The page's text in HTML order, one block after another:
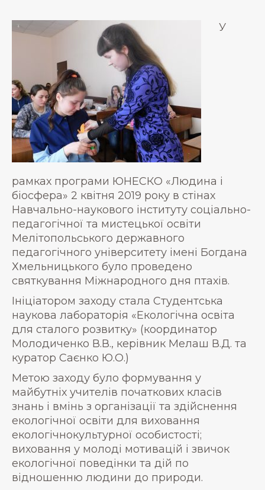
У
рамках програми ЮНЕСКО «Людина і
біосфера» 2 квітня 2019 року в стінах
Навчально-наукового інституту соціально-
педагогічної та мистецької освіти
Мелітопольського державного
педагогічного університету імені Богдана
Хмельницького було проведено
святкування Міжнародного дня птахів.
Ініціатором заходу стала Студентська
наукова лабораторія «Екологічна освіта
для сталого розвитку» (координатор
Молодиченко В.В., керівник Мелаш В.Д. та
куратор Саєнко Ю.О.)
Метою заходу було формування у
майбутніх учителів початкових класів
знань і вмінь з організації та здійснення
екологічної освіти для виховання
екологічнокультурної особистості;
виховання у молоді мотивацій і звичок
екологічної поведінки та дій по
відношенню людини до природи.